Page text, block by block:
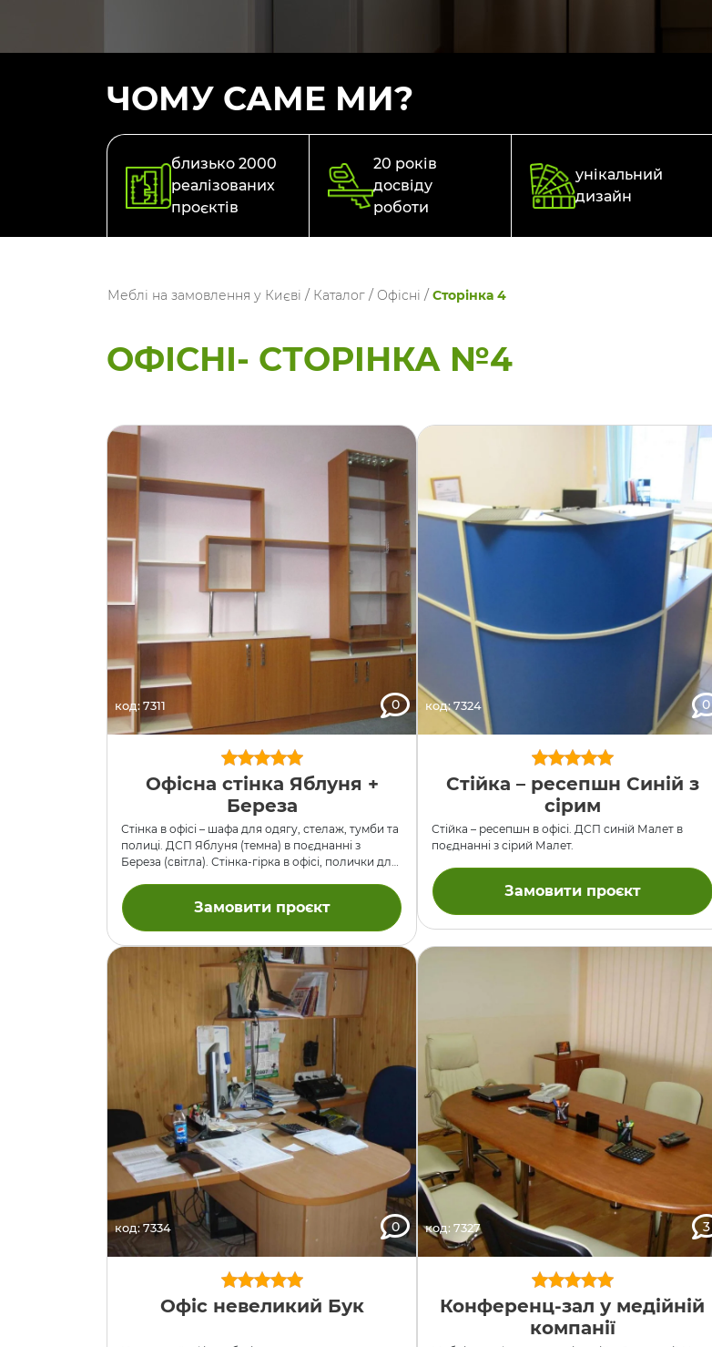
ЧОМУ САМЕ МИ?
близько 2000
реалізованих
проєктів
20 років
досвіду
роботи
унікальний
дизайн
Меблі на замовлення у Києві / Каталог / Офісні / Сторінка 4
ОФІСНІ- СТОРIНКА №4
код: 7311 0
Офісна стінка Яблуня +
Береза
Стінка в офісі – шафа для одягу, стелаж, тумби та
полиці. ДСП Яблуня (темна) в поєднанні з
Береза ​​(світла). Стінка-гірка в офісі, полички для
дверцятами для рекламних матеріалів, платяна
шафа. Дещо велике, біле, прямокутне, в рамочці
– це екран для презентацій.
Замовити проєкт
код: 7324 0
Стійка – ресепшн Синій з
сірим
Стійка – ресепшн в офісі. ДСП синій Малет в
поєднанні з сірий Малет.
Замовити проєкт
код: 7334 0
Офіс невеликий Бук
код: 7327 3
Конференц-зал у медійній
компанії